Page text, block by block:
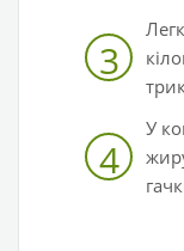
3
4
У